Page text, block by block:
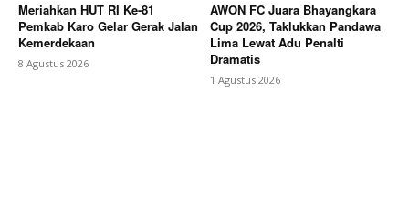
Meriahkan HUT RI Ke-81
Pemkab Karo Gelar Gerak Jalan
Kemerdekaan
8 Agustus 2026
AWON FC Juara Bhayangkara
Cup 2026, Taklukkan Pandawa
Lima Lewat Adu Penalti
Dramatis
1 Agustus 2026